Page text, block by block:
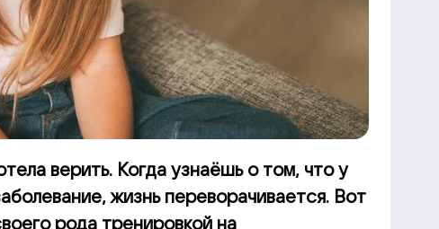
верить. Когда узнаёшь о том, что у
жизнь переворачивается. Вот
рода тренировкой на